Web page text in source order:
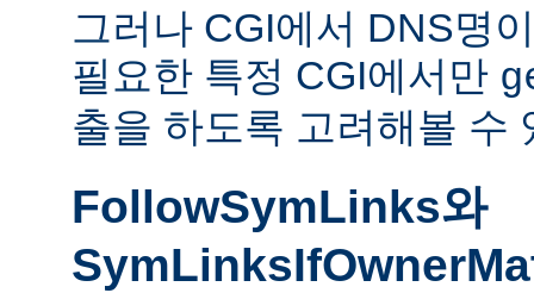
그러나 CGI에서 DNS명
필요한 특정 CGI에서만
출을 하도록 고려해볼 수
FollowSymLinks와